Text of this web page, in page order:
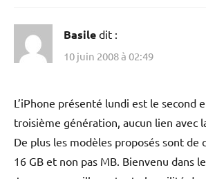
Basile dit :
10 juin 2008 à 02:49
L’iPhone présenté lundi est le second
troisième génération, aucun lien avec
De plus les modèles proposés sont de
16 GB et non pas MB. Bienvenu dans